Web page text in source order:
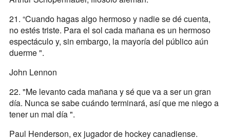
21. “Cuando hagas algo hermoso y nadie se dé cuenta,
no estés triste. Para el sol cada mañana es un hermoso
espectáculo y, sin embargo, la mayoría del público aún
duerme ".
John Lennon
22. "Me levanto cada mañana y sé que va a ser un gran
día. Nunca se sabe cuándo terminará, así que me niego a
tener un mal día ".
Paul Henderson, ex jugador de hockey canadiense.